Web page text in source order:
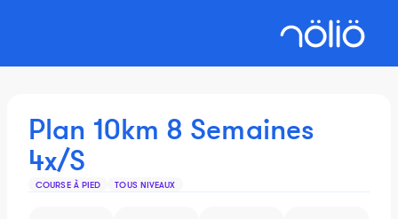
Plan 10km 8 Semaines
4x/S
COURSE À PIED TOUS NIVEAUX